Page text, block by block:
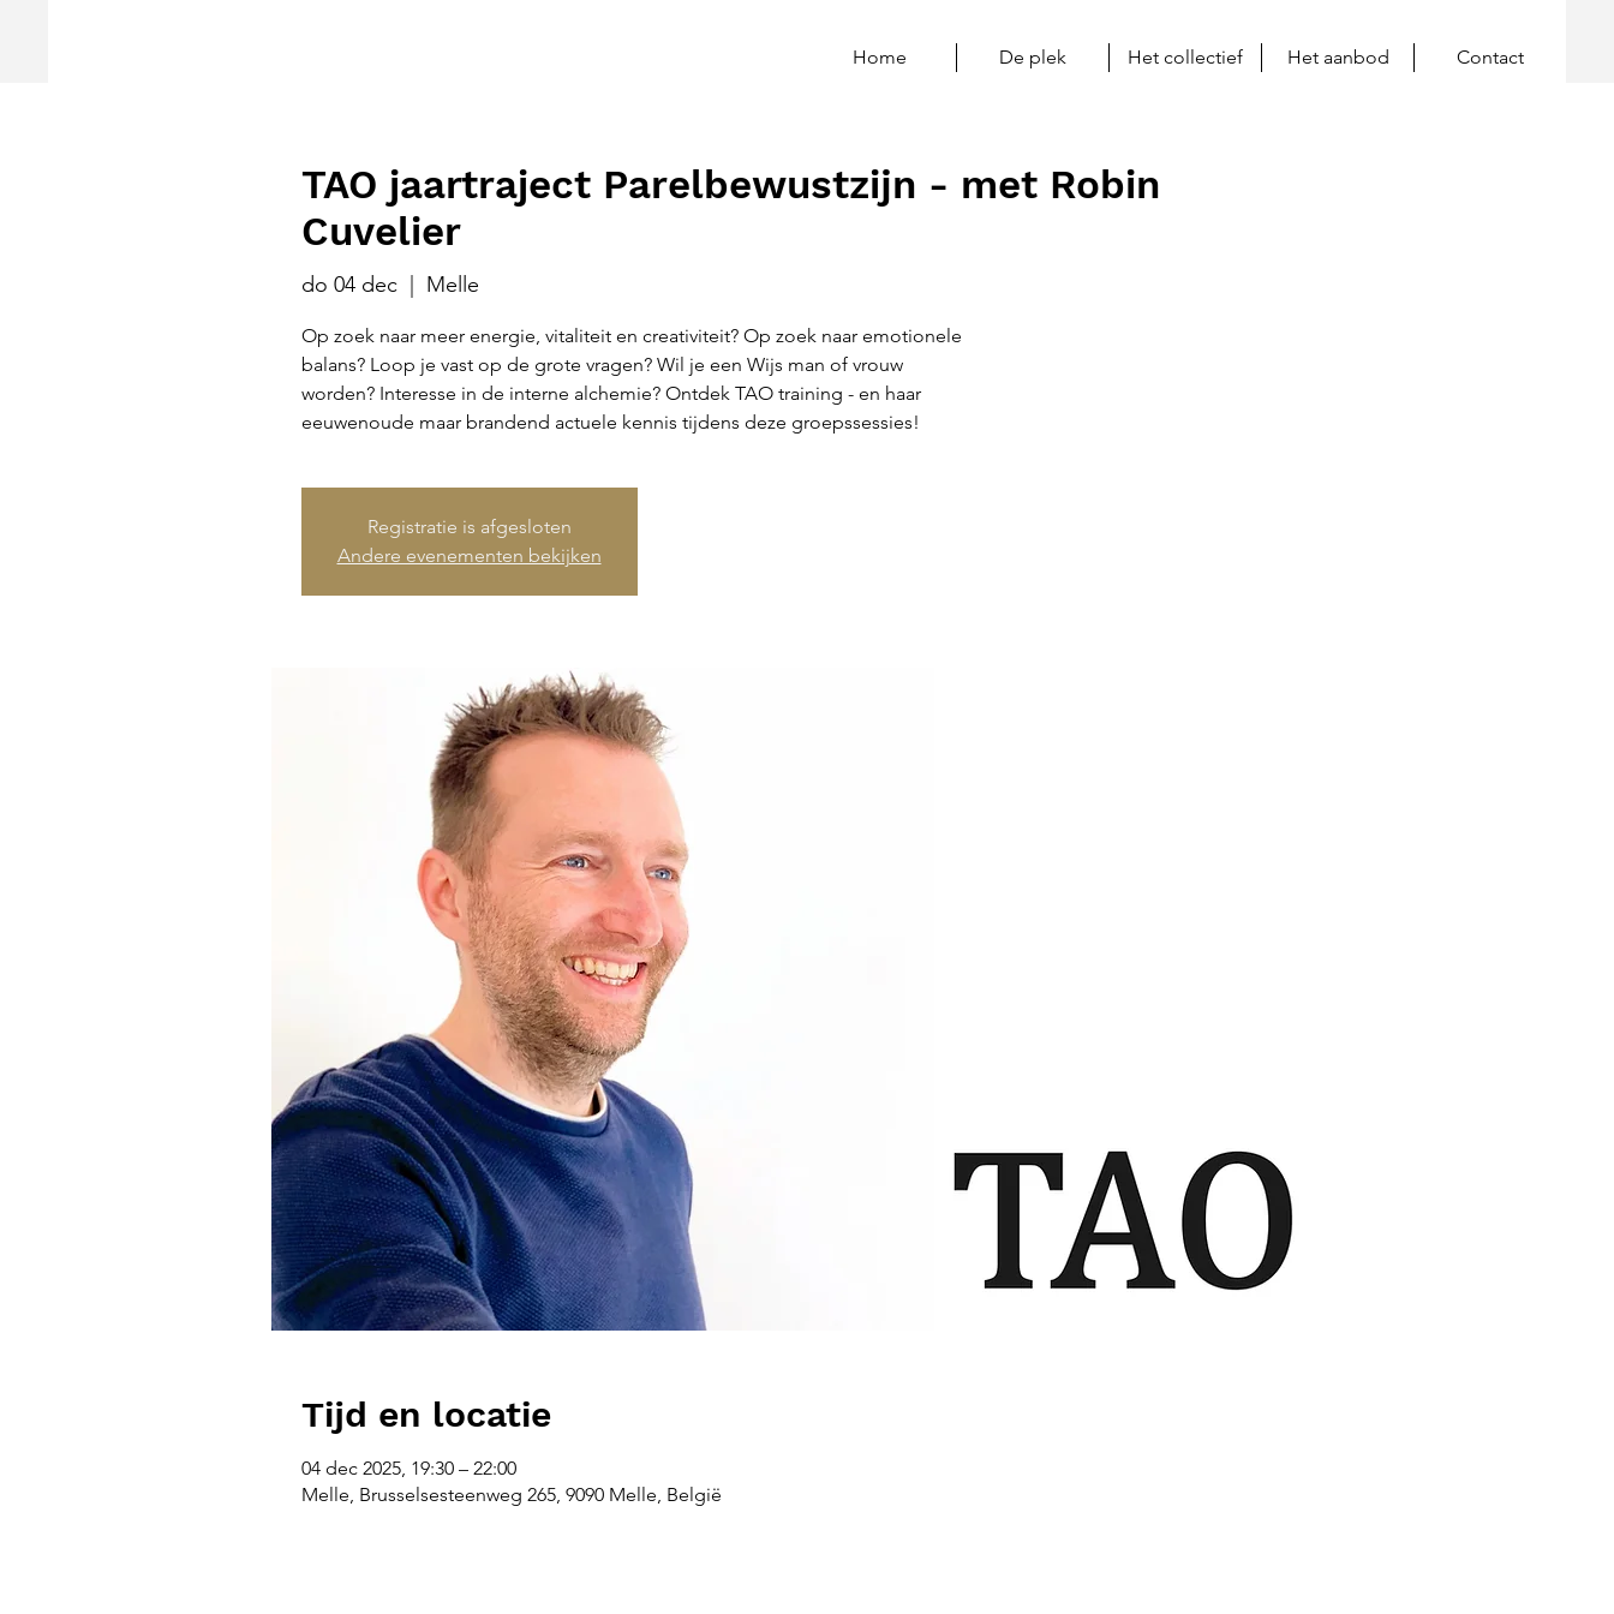
Home De plek Het collectief Het aanbod Contact
TAO jaartraject Parelbewustzijn - met Robin
Cuvelier
do 04 dec
  |
Melle
Op zoek naar meer energie, vitaliteit en creativiteit? Op zoek naar emotionele
balans? Loop je vast op de grote vragen? Wil je een Wijs man of vrouw
worden? Interesse in de interne alchemie? Ontdek TAO training - en haar
eeuwenoude maar brandend actuele kennis tijdens deze groepssessies!
Registratie is afgesloten
Andere evenementen bekijken
Tijd en locatie
04 dec 2025, 19:30 – 22:00
Melle, Brusselsesteenweg 265, 9090 Melle, België